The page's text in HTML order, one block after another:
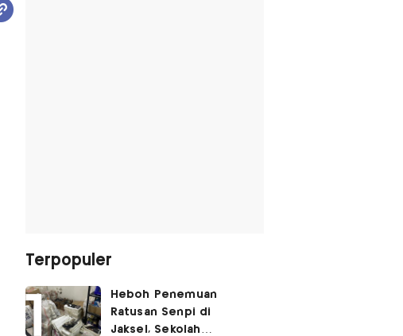
Terpopuler
Heboh Penemuan
Ratusan Senpi di
Jaksel, Sekolah